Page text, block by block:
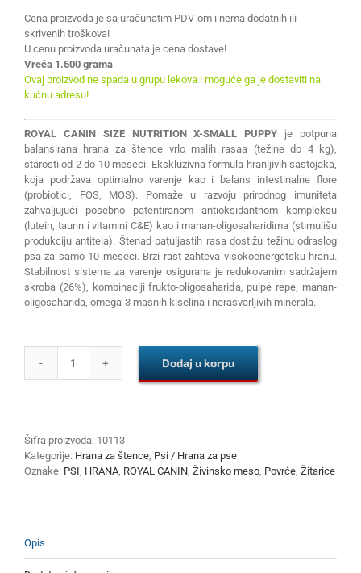
Cena proizvoda je sa uračunatim PDV-om i nema dodatnih ili
skrivenih troškova!
U cenu proizvoda uračunata je cena dostave!
Vreća 1.500 grama
Ovaj proizvod ne spada u grupu lekova i moguće ga je dostaviti na
kućnu adresu!
ROYAL CANIN SIZE NUTRITION X-SMALL PUPPY je potpuna
balansirana hrana za štence vrlo malih rasaa (težine do 4 kg),
starosti od 2 do 10 meseci. Ekskluzivna formula hranljivih sastojaka,
koja podržava optimalno varenje kao i balans intestinalne flore
(probiotici, FOS, MOS). Pomaže u razvoju prirodnog imuniteta
zahvaljujući posebno patentiranom antioksidantnom kompleksu
(lutein, taurin i vitamini C&E) kao i manan-oligosaharidima (stimulišu
produkciju antitela). Štenad patuljastih rasa dostižu težinu odraslog
psa za samo 10 meseci. Brzi rast zahteva visokoenergetsku hranu.
Stabilnost sistema za varenje osigurana je redukovanim sadržajem
skroba (26%), kombinaciji frukto-oligosaharida, pulpe repe, manan-
oligosaharida, omega-3 masnih kiselina i nerasvarljivih minerala.
ROYAL
SMALL
PUPPY
1.5kg
Dodaj u korpu
Šifra proizvoda: 10113
Kategorije: Hrana za štence Psi / Hrana za pse
Oznake: PSI HRANA ROYAL CANIN Živinsko meso Povrće Žitarice
Opis